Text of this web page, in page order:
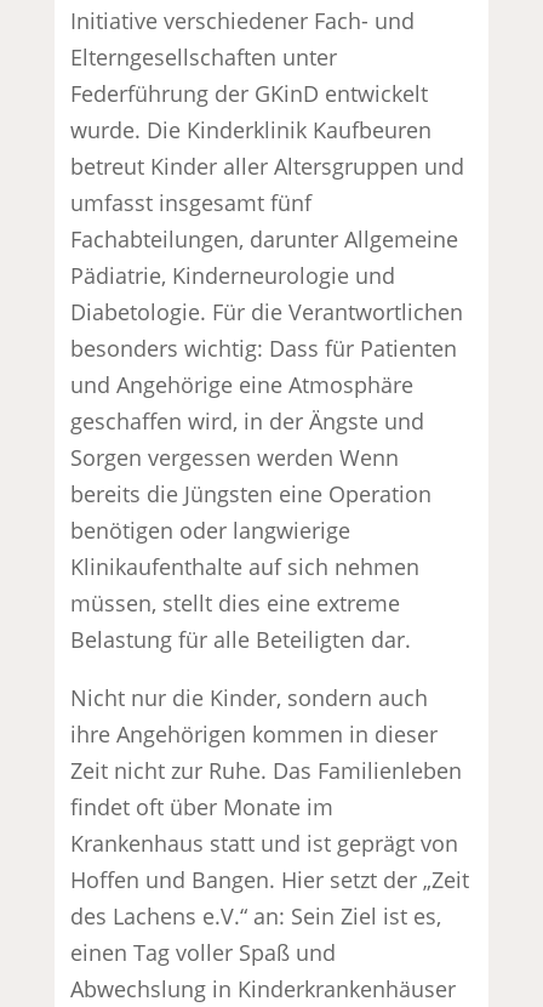
Initiative verschiedener Fach- und
Elterngesellschaften unter
Federführung der GKinD entwickelt
wurde. Die Kinderklinik Kaufbeuren
betreut Kinder aller Altersgruppen und
umfasst insgesamt fünf
Fachabteilungen, darunter Allgemeine
Pädiatrie, Kinderneurologie und
Diabetologie. Für die Verantwortlichen
besonders wichtig: Dass für Patienten
und Angehörige eine Atmosphäre
geschaffen wird, in der Ängste und
Sorgen vergessen werden Wenn
bereits die Jüngsten eine Operation
benötigen oder langwierige
Klinikaufenthalte auf sich nehmen
müssen, stellt dies eine extreme
Belastung für alle Beteiligten dar.
Nicht nur die Kinder, sondern auch
ihre Angehörigen kommen in dieser
Zeit nicht zur Ruhe. Das Familienleben
findet oft über Monate im
Krankenhaus statt und ist geprägt von
Hoffen und Bangen. Hier setzt der „Zeit
des Lachens e.V.“ an: Sein Ziel ist es,
einen Tag voller Spaß und
Abwechslung in Kinderkrankenhäuser